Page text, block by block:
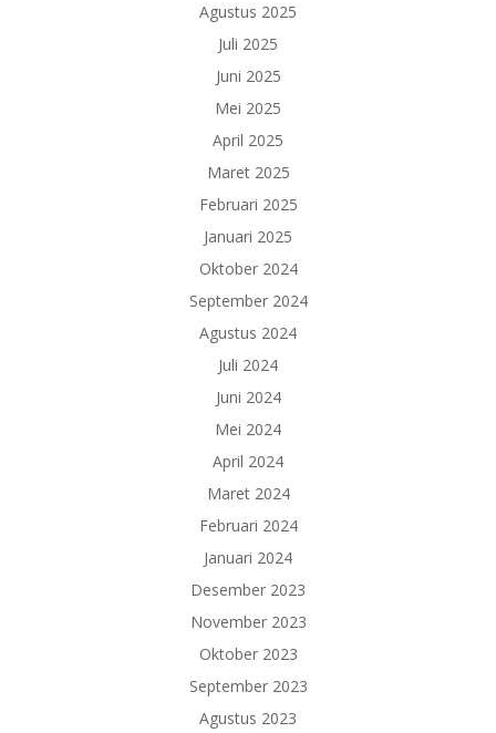
Agustus 2025
Juli 2025
Juni 2025
Mei 2025
April 2025
Maret 2025
Februari 2025
Januari 2025
Oktober 2024
September 2024
Agustus 2024
Juli 2024
Juni 2024
Mei 2024
April 2024
Maret 2024
Februari 2024
Januari 2024
Desember 2023
November 2023
Oktober 2023
September 2023
Agustus 2023